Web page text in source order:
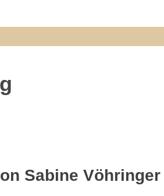
Sabine Vöhringer